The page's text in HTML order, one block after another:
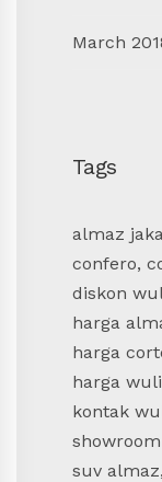
March
Tags
almaz
confero,
diskon
harga
harga
harga
kontak
suv almaz,